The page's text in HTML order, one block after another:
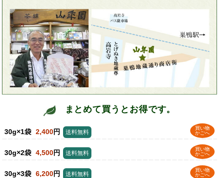
まとめて買うとお得です。
30g×1袋 2,400円
買い物
かごへ
送料無料
30g×2袋 4,500円
買い物
かごへ
送料無料
30g×3袋 6,200円
買い物
かごへ
送料無料